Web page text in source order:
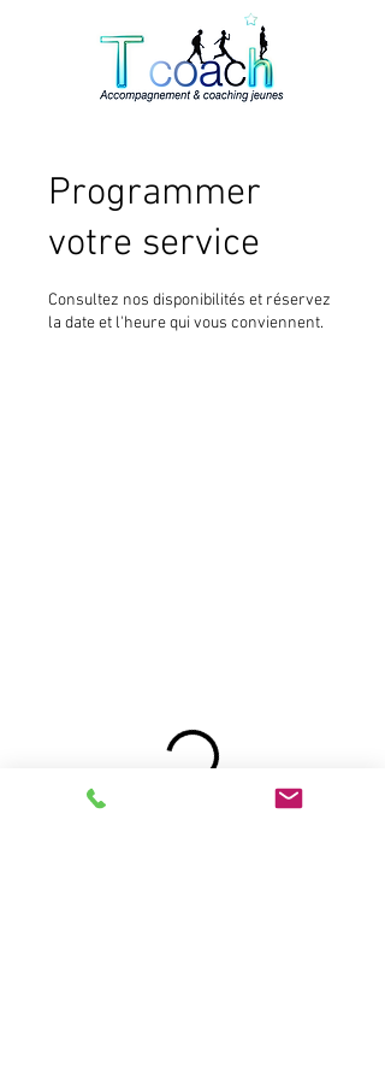
Programmer
votre service
Consultez nos disponibilités et réservez
la date et l'heure qui vous conviennent.